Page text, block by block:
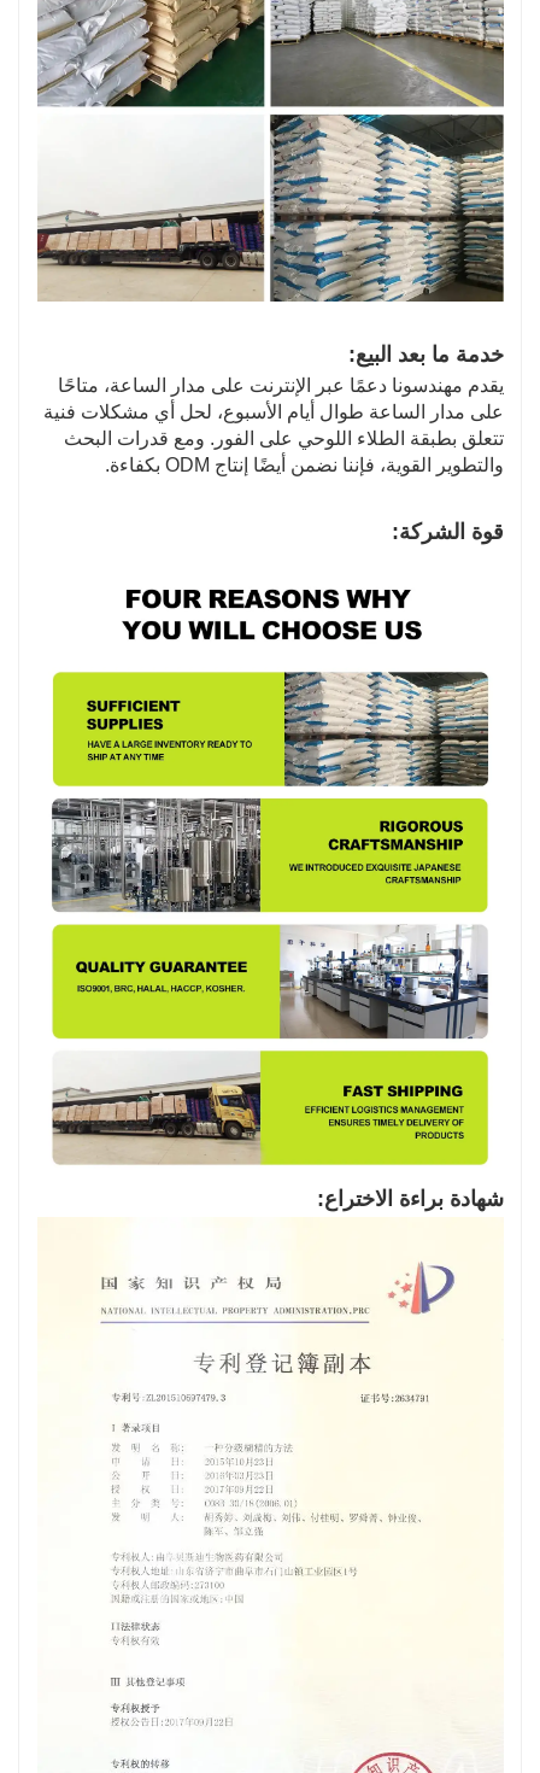
خدمة ما بعد البيع:
يقدم مهندسونا دعمًا عبر الإنترنت على مدار الساعة، متاحًا
على مدار الساعة طوال أيام الأسبوع، لحل أي مشكلات فنية
تتعلق بطبقة الطلاء اللوحي على الفور. ومع قدرات البحث
والتطوير القوية، فإننا نضمن أيضًا إنتاج ODM بكفاءة.
قوة الشركة:
شهادة براءة الاختراع: